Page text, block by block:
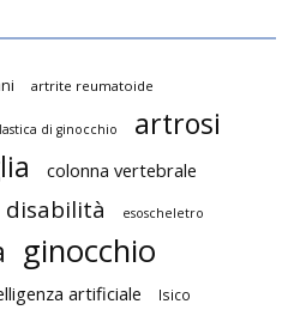
artrite reumatoide
di ginocchio artrosi
colonna vertebrale
disabilità esoscheletro
ginocchio
artificiale Isico